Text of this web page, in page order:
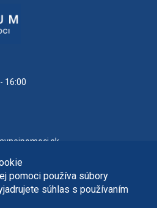
pomoci používa súbory
súhlas s používaním
16:00
pomoci. Všetky práva